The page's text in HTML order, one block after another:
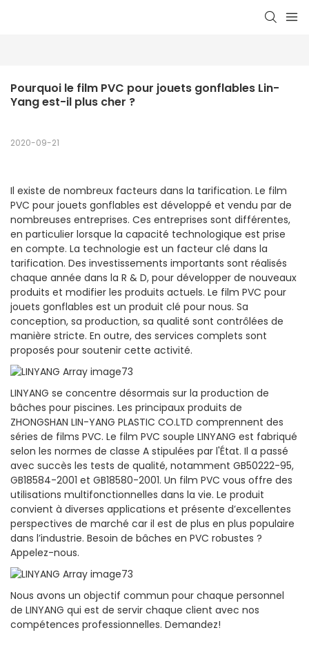
Pourquoi le film PVC pour jouets gonflables Lin-
Yang est-il plus cher ?
2020-09-21
Il existe de nombreux facteurs dans la tarification. Le film
PVC pour jouets gonflables est développé et vendu par de
nombreuses entreprises. Ces entreprises sont différentes,
en particulier lorsque la capacité technologique est prise
en compte. La technologie est un facteur clé dans la
tarification. Des investissements importants sont réalisés
chaque année dans la R & D, pour développer de nouveaux
produits et modifier les produits actuels. Le film PVC pour
jouets gonflables est un produit clé pour nous. Sa
conception, sa production, sa qualité sont contrôlées de
manière stricte. En outre, des services complets sont
proposés pour soutenir cette activité.
LINYANG se concentre désormais sur la production de
bâches pour piscines. Les principaux produits de
ZHONGSHAN LIN-YANG PLASTIC CO.LTD comprennent des
séries de films PVC. Le film PVC souple LINYANG est fabriqué
selon les normes de classe A stipulées par l'État. Il a passé
avec succès les tests de qualité, notamment GB50222-95,
GB18584-2001 et GB18580-2001. Un film PVC vous offre des
utilisations multifonctionnelles dans la vie. Le produit
convient à diverses applications et présente d’excellentes
perspectives de marché car il est de plus en plus populaire
dans l’industrie. Besoin de bâches en PVC robustes ?
Appelez-nous.
Nous avons un objectif commun pour chaque personnel
de LINYANG qui est de servir chaque client avec nos
compétences professionnelles. Demandez!